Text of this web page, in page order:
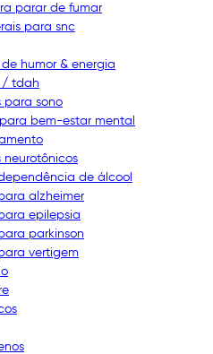
parar de fumar
para snc
de humor & energia
/ tdah
para sono
bem-estar mental
neurotônicos
de álcool
alzheimer
epilepsia
parkinson
vertigem